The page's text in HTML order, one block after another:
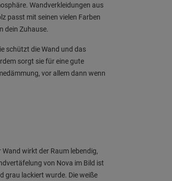
Wandverkleidungen aus
passt mit seinen vielen Farben
dein Zuhause.
schützt die Wand und das
sorgt sie für eine gute
vor allem dann wenn
wirkt der Raum lebendig,
von Nova im Bild ist
grau lackiert wurde. Die weiße